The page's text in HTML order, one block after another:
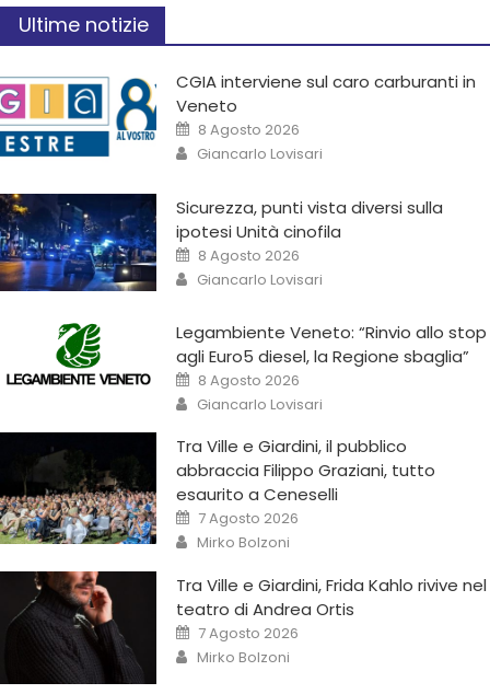
Ultime notizie
CGIA interviene sul caro carburanti in
Veneto
8 Agosto 2026
Giancarlo Lovisari
Sicurezza, punti vista diversi sulla
ipotesi Unità cinofila
8 Agosto 2026
Giancarlo Lovisari
Legambiente Veneto: “Rinvio allo stop
agli Euro5 diesel, la Regione sbaglia”
8 Agosto 2026
Giancarlo Lovisari
Tra Ville e Giardini, il pubblico
abbraccia Filippo Graziani, tutto
esaurito a Ceneselli
7 Agosto 2026
Mirko Bolzoni
Tra Ville e Giardini, Frida Kahlo rivive nel
teatro di Andrea Ortis
7 Agosto 2026
Mirko Bolzoni